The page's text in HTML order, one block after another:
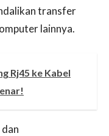
transfer
lainnya.
Rj45 ke Kabel